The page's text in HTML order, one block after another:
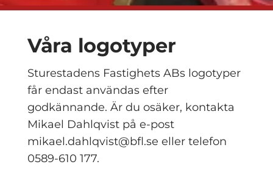
Våra logotyper
Sturestadens Fastighets ABs logotyper
får endast användas efter
godkännande. Är du osäker, kontakta
Mikael Dahlqvist på e-post
mikael.dahlqvist@bfl.se eller telefon
0589-610 177.